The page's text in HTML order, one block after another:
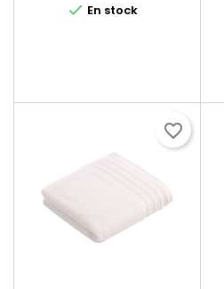
 En stock
favorite_border